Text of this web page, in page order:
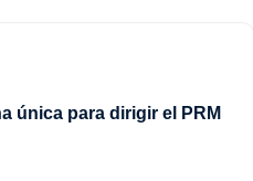
única para dirigir el PRM